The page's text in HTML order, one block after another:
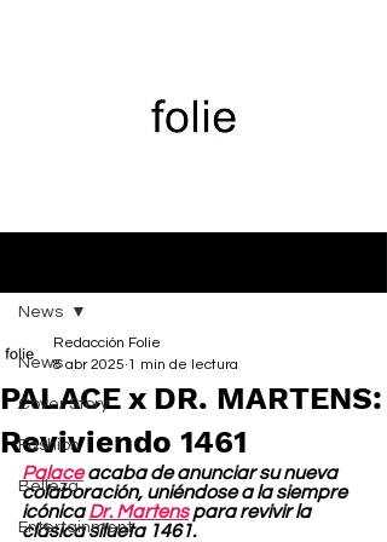
News
Cover Story
Fashion
Belleza
Entertainment
News
PALACE x DR. MARTENS:
Reviviendo 1461
Redacción Folie
8 abr 2025 1 min de lectura
Palace acaba de anunciar su nueva
colaboración, uniéndose a la siempre
icónica Dr. Martens para revivir la
clásica silueta 1461.